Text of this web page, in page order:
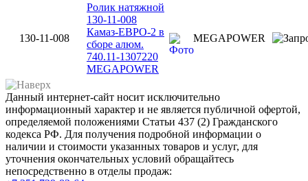
130-11-008
Ролик натяжной
130-11-008
Камаз-ЕВРО-2 в
сборе алюм.
740.11-1307220
MEGAPOWER
MEGAPOWER
Данный интернет-сайт носит исключительно
информационный характер и не является публичной офертой,
определяемой положениями Статьи 437 (2) Гражданского
кодекса РФ. Для получения подробной информации о
наличии и стоимости указанных товаров и услуг, для
уточнения окончательных условий обращайтесь
непосредственно в отделы продаж: